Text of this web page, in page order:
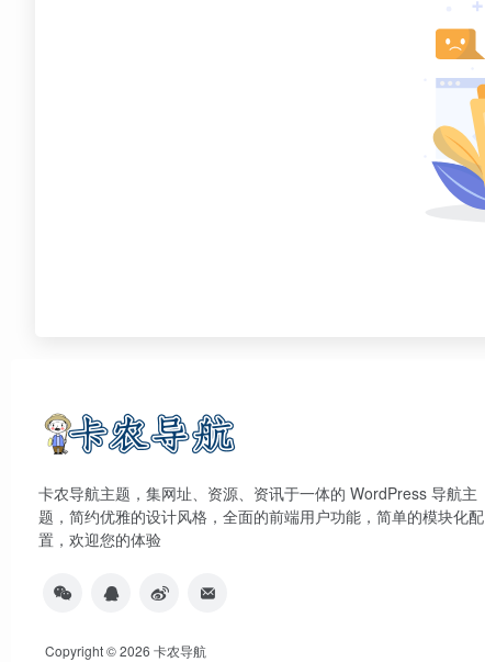
卡农导航主题，集网址、资源、资讯于一体的 WordPress 导航主
题，简约优雅的设计风格，全面的前端用户功能，简单的模块化配
置，欢迎您的体验
Copyright © 2026 卡农导航